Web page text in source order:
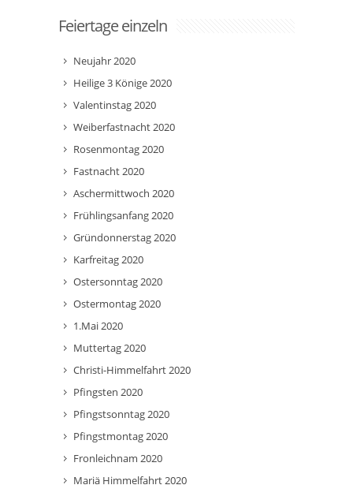
Feiertage einzeln
Neujahr 2020
Heilige 3 Könige 2020
Valentinstag 2020
Weiberfastnacht 2020
Rosenmontag 2020
Fastnacht 2020
Aschermittwoch 2020
Frühlingsanfang 2020
Gründonnerstag 2020
Karfreitag 2020
Ostersonntag 2020
Ostermontag 2020
1.Mai 2020
Muttertag 2020
Christi-Himmelfahrt 2020
Pfingsten 2020
Pfingstsonntag 2020
Pfingstmontag 2020
Fronleichnam 2020
Mariä Himmelfahrt 2020